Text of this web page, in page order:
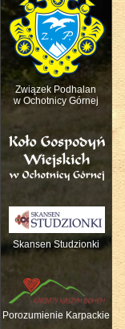
Związek Podhalan
w Ochotnicy Górnej
Skansen Studzionki
Porozumienie Karpackie